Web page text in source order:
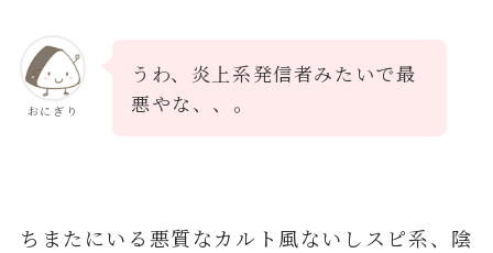
おにぎり
うわ、炎上系発信者みたいで最
悪やな、、。
ちまたにいる悪質なカルト風ないしスピ系、陰